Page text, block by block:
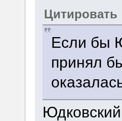
Цитировать
Если бы
принял